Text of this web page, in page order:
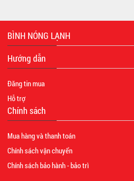
BÌNH NÓNG LẠNH
Hướng dẫn
Đăng tin mua
Hỗ trợ
Chính sách
Mua hàng và thanh toán
Chính sách vận chuyển
Chính sách bảo hành - bảo trì